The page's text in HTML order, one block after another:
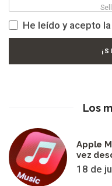
He leído y acepto la
Los
Apple
vez
18 de